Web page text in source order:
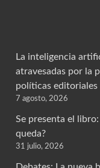
La inteligencia
atravesadas por la
políticas editoriales
7 agosto, 2026
Se presenta el
queda?
31 julio, 2026